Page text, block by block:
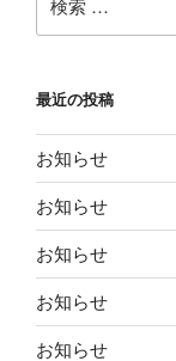
索:
最近の投稿
お知らせ
お知らせ
お知らせ
お知らせ
お知らせ